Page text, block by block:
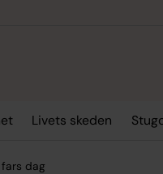
Livets skeden
dag